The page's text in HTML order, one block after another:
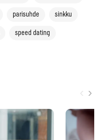
parisuhde sinkku
speed dating
›